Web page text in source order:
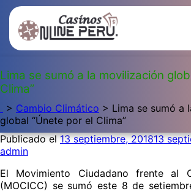
Lima se sumó a la movilización
Clima”
> Cambio Climático > Lima se sumó a
global “Únete por el Clima”
Publicado el13 septiembre, 201813
admin
El Movimiento Ciudadano frente al
(MOCICC) se sumó este 8 de